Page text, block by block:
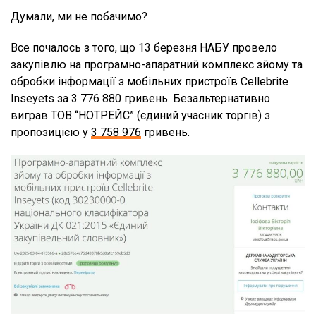
Думали, ми не побачимо?
Все почалось з того, що 13 березня НАБУ провело
закупівлю на програмно-апаратний комплекс зйому та
обробки інформації з мобільних пристроїв Cellebrite
Inseyets за 3 776 880 гривень. Безальтернативно
виграв ТОВ “НОТРЕЙС” (єдиний учасник торгів) з
пропозицією у 3 758 976 гривень.